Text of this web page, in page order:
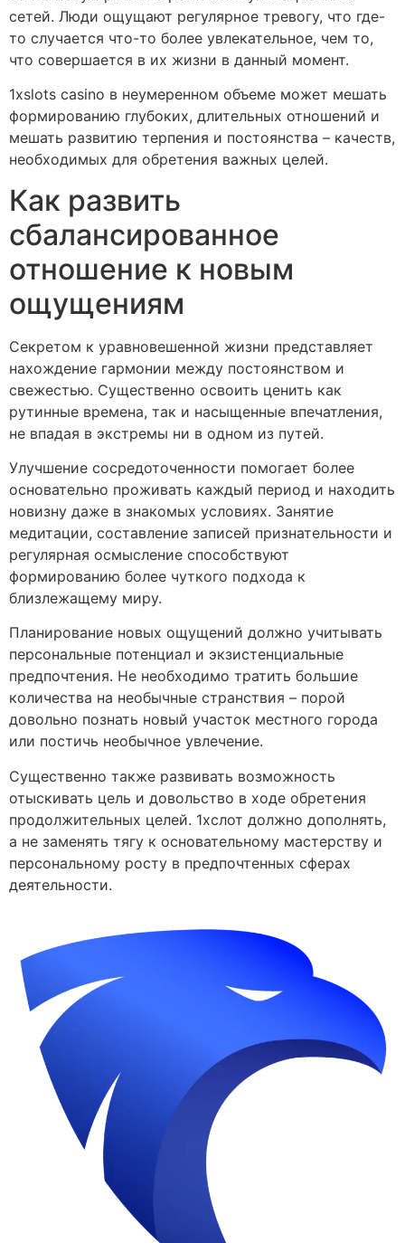
сетей. Люди ощущают регулярное тревогу, что где-
то случается что-то более увлекательное, чем то,
что совершается в их жизни в данный момент.
1xslots casino в неумеренном объеме может мешать
формированию глубоких, длительных отношений и
мешать развитию терпения и постоянства – качеств,
необходимых для обретения важных целей.
Как развить
сбалансированное
отношение к новым
ощущениям
Секретом к уравновешенной жизни представляет
нахождение гармонии между постоянством и
свежестью. Существенно освоить ценить как
рутинные времена, так и насыщенные впечатления,
не впадая в экстремы ни в одном из путей.
Улучшение сосредоточенности помогает более
основательно проживать каждый период и находить
новизну даже в знакомых условиях. Занятие
медитации, составление записей признательности и
регулярная осмысление способствуют
формированию более чуткого подхода к
близлежащему миру.
Планирование новых ощущений должно учитывать
персональные потенциал и экзистенциальные
предпочтения. Не необходимо тратить большие
количества на необычные странствия – порой
довольно познать новый участок местного города
или постичь необычное увлечение.
Существенно также развивать возможность
отыскивать цель и довольство в ходе обретения
продолжительных целей. 1хслот должно дополнять,
а не заменять тягу к основательному мастерству и
персональному росту в предпочтенных сферах
деятельности.